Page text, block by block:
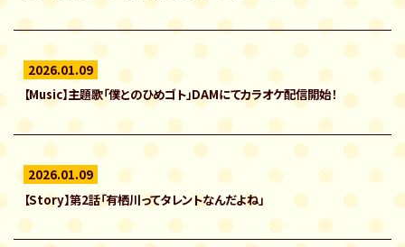
2026.01.09
【Music】主題歌「僕とのひめゴト」DAMにてカラオケ配信開始！
2026.01.09
【Story】第2話「有栖川ってタレントなんだよね」